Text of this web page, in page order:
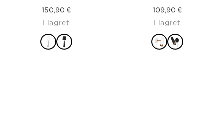
150,90 €
I lagret
109,90 €
I lagret